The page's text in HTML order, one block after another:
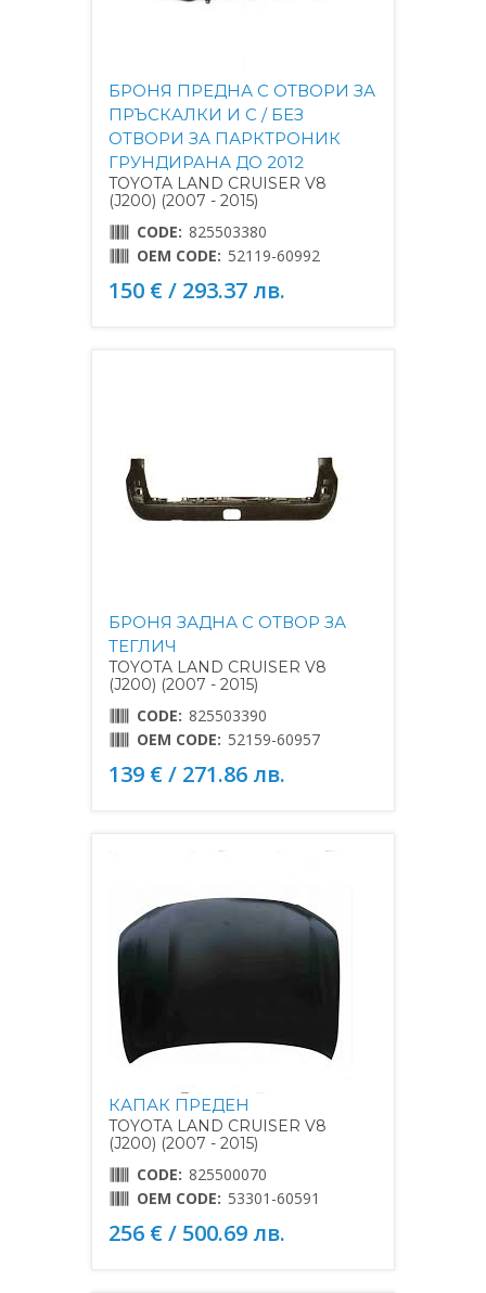
БРОНЯ ПРЕДНА С ОТВОРИ ЗА
ПРЪСКАЛКИ И С / БЕЗ
ОТВОРИ ЗА ПАРКТРОНИК
ГРУНДИРАНА ДО 2012
TOYOTA LAND CRUISER V8
(J200) (2007 - 2015)
CODE: 825503380
OEM CODE: 52119-60992
150 € / 293.37 лв.
БРОНЯ ЗАДНА С ОТВОР ЗА
ТЕГЛИЧ
TOYOTA LAND CRUISER V8
(J200) (2007 - 2015)
CODE: 825503390
OEM CODE: 52159-60957
139 € / 271.86 лв.
КАПАК ПРЕДЕН
TOYOTA LAND CRUISER V8
(J200) (2007 - 2015)
CODE: 825500070
OEM CODE: 53301-60591
256 € / 500.69 лв.